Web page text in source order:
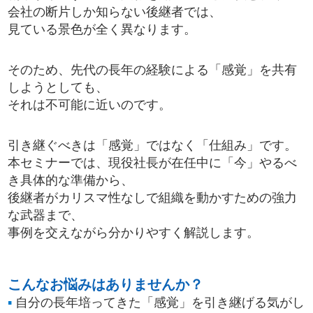
会社の断片しか知らない後継者では、
見ている景色が全く異なります。
そのため、先代の長年の経験による「感覚」を共有
しようとしても、
それは不可能に近いのです。
引き継ぐべきは「感覚」ではなく「仕組み」です。
本セミナーでは、現役社長が在任中に「今」やるべ
き具体的な準備から、
後継者がカリスマ性なしで組織を動かすための強力
な武器まで、
事例を交えながら分かりやすく解説します。
こんなお悩みはありませんか？
▪ 自分の長年培ってきた「感覚」を引き継げる気がし